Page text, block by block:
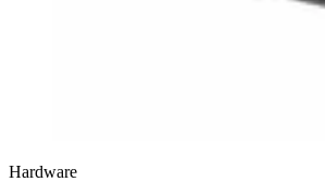
Hardware